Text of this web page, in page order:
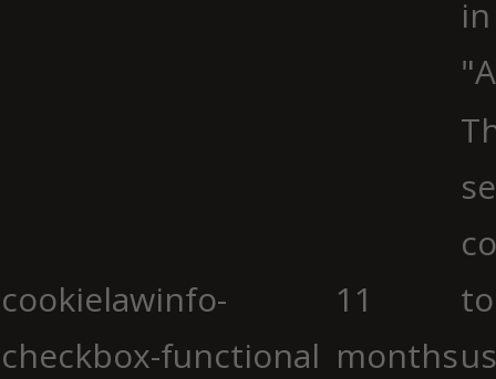
cookielawinfo-
checkbox-functional
11
months